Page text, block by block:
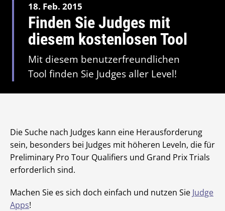
18. Feb. 2015
Finden Sie Judges mit
diesem kostenlosen Tool
Mit diesem benutzerfreundlichen
Tool finden Sie Judges aller Level!
Die Suche nach Judges kann eine Herausforderung
sein, besonders bei Judges mit höheren Leveln, die für
Preliminary Pro Tour Qualifiers und Grand Prix Trials
erforderlich sind.
Machen Sie es sich doch einfach und nutzen Sie Judge
Apps!